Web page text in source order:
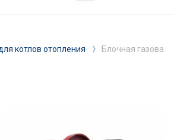
котлов отопления Блочная газовая